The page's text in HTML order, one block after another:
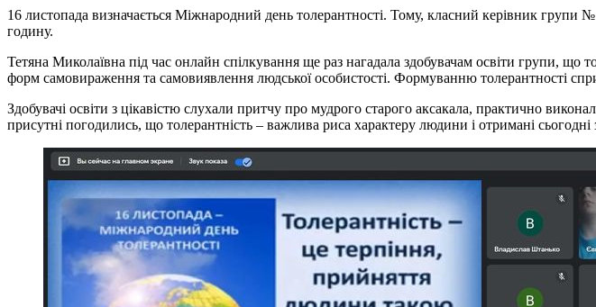
16 листопада визначається Міжнародний день толерантності. Тому, класний керівник групи
годину.
Тетяна Миколаївна під час онлайн спілкування ще раз нагадала здобувачам освіти групи, що
форм самовираження та самовиявлення людської особистості. Формуванню толерантності
Здобувачі освіти з цікавістю слухали притчу про мудрого старого аксакала, практично
присутні погодились, що толерантність – важлива риса характеру людини і отримані